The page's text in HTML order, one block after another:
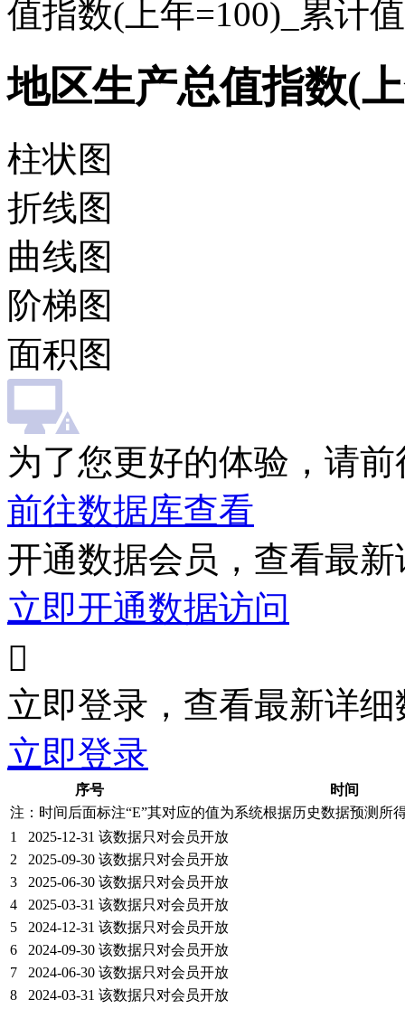
值指数(上年=100)_累计
地区生产总值指数(
柱状图
折线图
曲线图
阶梯图
面积图
为了您更好的体验，请
前往数据库查看
开通数据会员，查看最
立即开通数据访问

立即登录，查看最新详细
立即登录
序号
时间
注：时间后面标注“E”其对应的值为系统根据历史数据预测所
1
2025-12-31 该数据只对会员开放
2
2025-09-30 该数据只对会员开放
3
2025-06-30 该数据只对会员开放
4
2025-03-31 该数据只对会员开放
5
2024-12-31 该数据只对会员开放
6
2024-09-30 该数据只对会员开放
7
2024-06-30 该数据只对会员开放
8
2024-03-31 该数据只对会员开放